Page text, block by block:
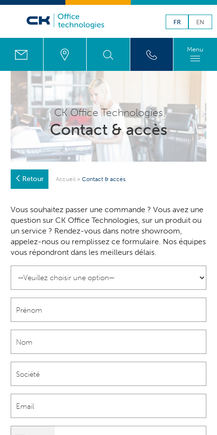
FR EN
Menu
CK Office Technologies
Contact & accès
Retour Accueil >Contact & accès
Vous souhaitez passer une commande ? Vous avez une
question sur CK Office Technologies, sur un produit ou
un service ? Rendez-vous dans notre showroom,
appelez-nous ou remplissez ce formulaire. Nos équipes
vous répondront dans les meilleurs délais.